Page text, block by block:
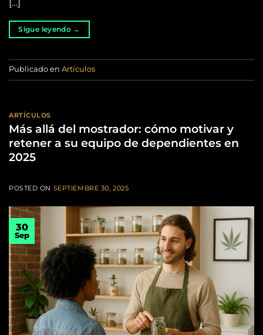
[…]
Sigue leyendo →
Publicado en Artículos
ARTÍCULOS
Más allá del mostrador: cómo motivar y
retener a su equipo de dependientes en
2025
POSTED ON SEPTIEMBRE 30, 2025
30
Sep